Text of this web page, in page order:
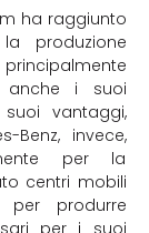
ha raggiunto
produzione
anche i suoi
vantaggi,
Benz, invece,
per la
centri mobili
produrre
per i suoi